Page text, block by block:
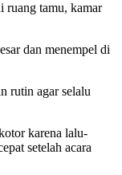
ruang tamu, kamar
dan menempel di
rutin agar selalu
karena lalu-
setelah acara